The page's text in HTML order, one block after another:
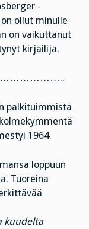
-
on ollut minulle
on vaikuttanut
kirjailija.
palkituimmista
1964.
loppuun
Tuoreina
kuudelta